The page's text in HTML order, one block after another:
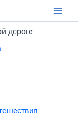
Main
дороге